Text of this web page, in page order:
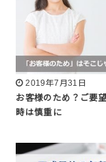
2019年7月31日
お客様のため？ご要
時は慎重に